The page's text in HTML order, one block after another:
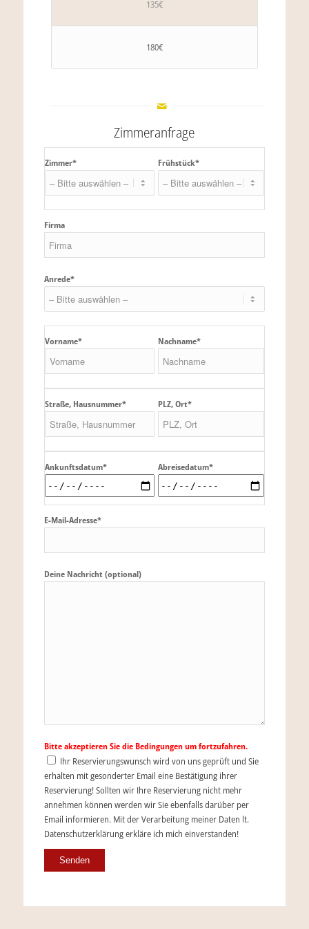
135€
180€
Zimmeranfrage
Zimmer* Frühstück*
Firma
Anrede*
Vorname* Nachname*
Straße, Hausnummer* PLZ, Ort*
Ankunftsdatum* Abreisedatum*
E-Mail-Adresse*
Deine Nachricht (optional)
Bitte akzeptieren Sie die Bedingungen um fortzufahren.
Ihr Reservierungswunsch wird von uns geprüft und Sie
erhalten mit gesonderter Email eine Bestätigung ihrer
Reservierung! Sollten wir Ihre Reservierung nicht mehr
annehmen können werden wir Sie ebenfalls darüber per
Email informieren. Mit der Verarbeitung meiner Daten lt.
Datenschutzerklärung erkläre ich mich einverstanden!